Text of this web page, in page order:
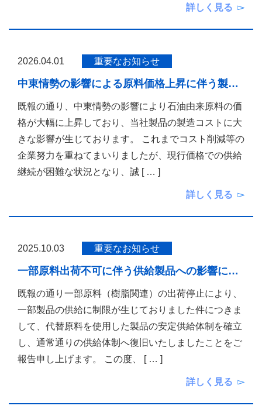
詳しく見る
2026.04.01 重要なお知らせ
中東情勢の影響による原料価格上昇に伴う製…
既報の通り、中東情勢の影響により石油由来原料の価
格が大幅に上昇しており、当社製品の製造コストに大
きな影響が生じております。 これまでコスト削減等の
企業努力を重ねてまいりましたが、現行価格での供給
継続が困難な状況となり、誠 [ … ]
詳しく見る
2025.10.03 重要なお知らせ
一部原料出荷不可に伴う供給製品への影響に…
既報の通り一部原料（樹脂関連）の出荷停止により、
一部製品の供給に制限が生じておりました件につきま
して、代替原料を使用した製品の安定供給体制を確立
し、通常通りの供給体制へ復旧いたしましたことをご
報告申し上げます。 この度、
[ … ]
詳しく見る